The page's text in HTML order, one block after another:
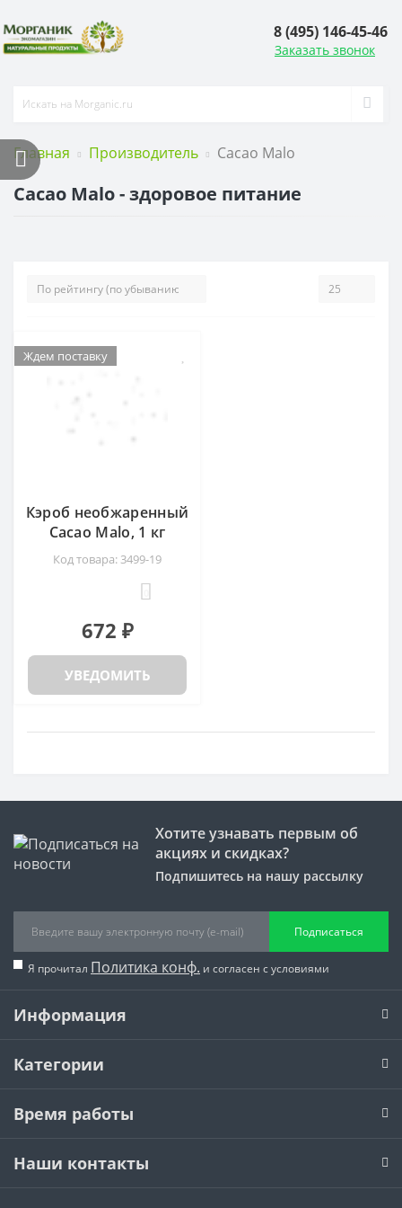
8 (495) 146-45-46
Заказать звонок
Главная Производитель Cacao Malo
Cacao Malo - здоровое питание
Ждем поставку
Кэроб необжаренный
Cacao Malo, 1 кг
Код товара: 3499-19
672 ₽
УВЕДОМИТЬ
Хотите узнавать первым об
акциях и скидках?
Подпишитесь на нашу рассылку
Подписаться
Я прочитал Политика конф. и согласен с условиями
Информация
Категории
Время работы
Наши контакты